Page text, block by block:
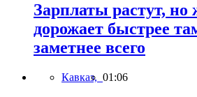
Зарплаты растут, но
дорожает быстрее
заметнее всего
Кавказ, 01:06